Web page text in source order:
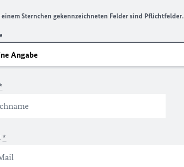
einem Sternchen gekennzeichneten Felder sind Pflichtfelder.
*